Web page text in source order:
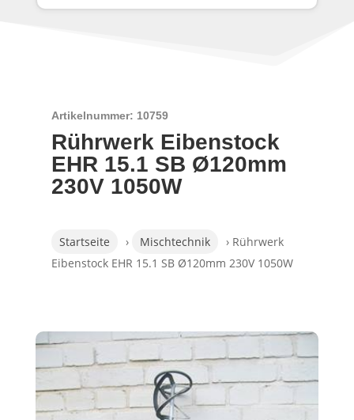
Artikelnummer: 10759
Rührwerk Eibenstock
EHR 15.1 SB Ø120mm
230V 1050W
Startseite › Mischtechnik
› Rührwerk
Eibenstock EHR 15.1 SB Ø120mm 230V 1050W